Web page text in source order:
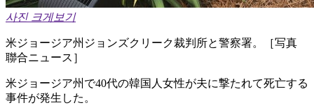
사진 크게보기
米ジョージア州ジョンズクリーク裁判所と警察署。［写真
聯合ニュース］
米ジョージア州で40代の韓国人女性が夫に撃たれて死亡する
事件が発生した。